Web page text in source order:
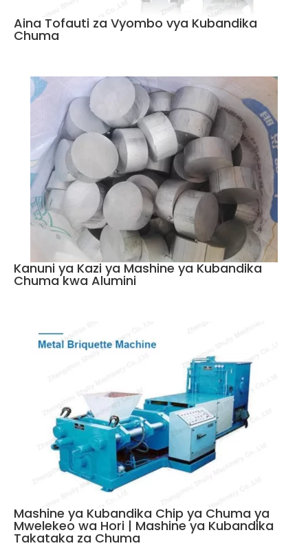
Aina Tofauti za Vyombo vya Kubandika
Chuma
Kanuni ya Kazi ya Mashine ya Kubandika
Chuma kwa Alumini
Mashine ya Kubandika Chip ya Chuma ya
Mwelekeo wa Hori | Mashine ya Kubandika
Takataka za Chuma